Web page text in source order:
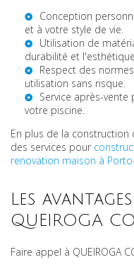
Conception
et à votre style de vie.
Utilisation de
durabilité et l'esthétique.
Respect des
utilisation sans risque.
Service après-
votre piscine.
En plus de la
des services pour
renovation maison à
Les
QUEIROGA
Faire appel à QUEIROGA